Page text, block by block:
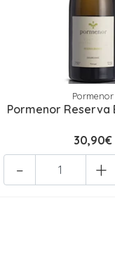
Pormenor
Pormenor Reserva
30,90€
+
-